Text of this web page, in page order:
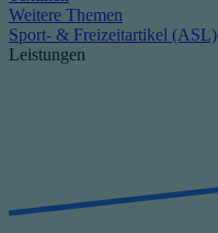
Weitere Themen
Sport- & Freizeitartikel (ASL)
Leistungen